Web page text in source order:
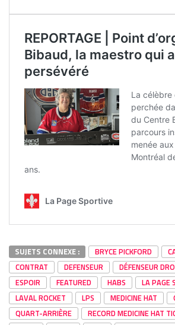
SUJETS CONNEXE : BRYCE PICKFORD
CONTRAT
DEFENSEUR DÉFENSEUR
ESPOIR
FEATURED HABS
LA PAGE
LAVAL ROCKET
LPS MEDICINE HAT
QUART-ARRIÈRE
RECORD MEDICINE HAT